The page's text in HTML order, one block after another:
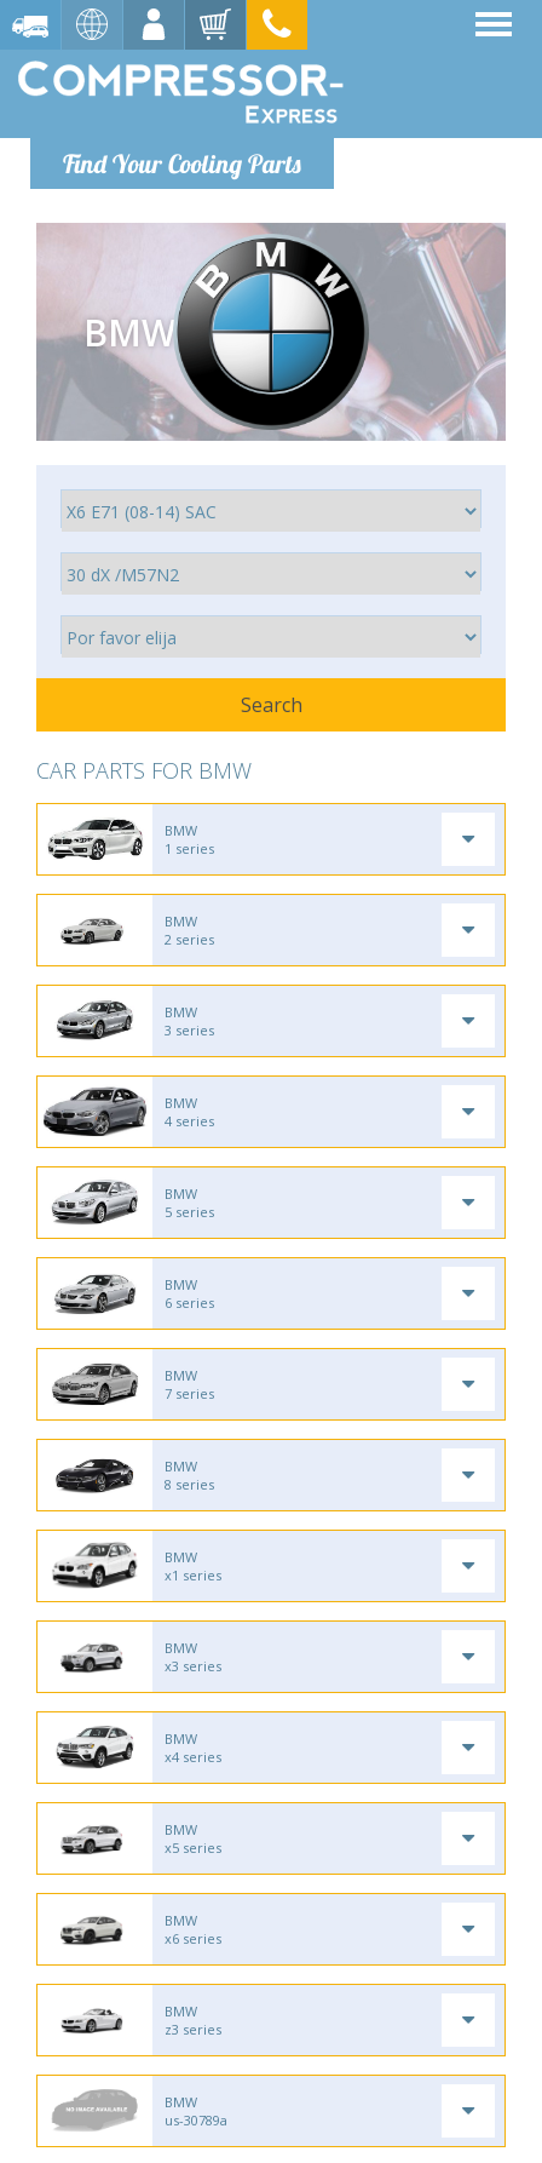
Find Your Cooling Parts
BMW
CAR PARTS FOR BMW
BMW
1 series
BMW
2 series
BMW
3 series
BMW
4 series
BMW
5 series
BMW
6 series
BMW
7 series
BMW
8 series
BMW
x1 series
BMW
x3 series
BMW
x4 series
BMW
x5 series
BMW
x6 series
BMW
z3 series
BMW
us-30789a